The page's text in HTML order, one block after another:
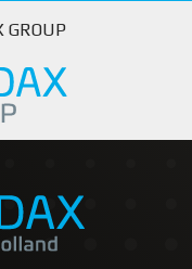
GROUP